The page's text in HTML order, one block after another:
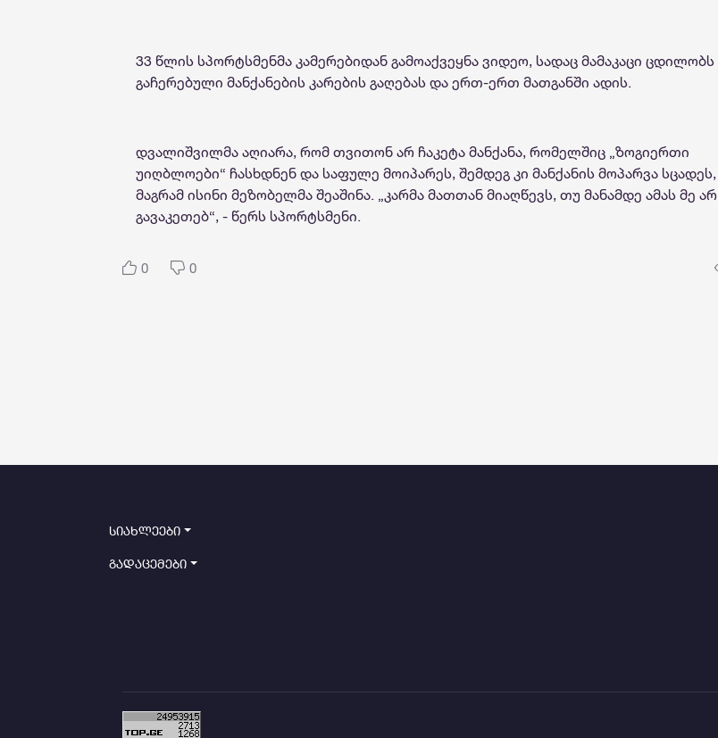
33 წლის სპორტსმენმა კამერებიდან გამოაქვეყნა ვიდეო, სადაც მამაკაცი ცდილობს
გაჩერებული მანქანების კარების გაღებას და ერთ-ერთ მათგანში ადის.
დვალიშვილმა აღიარა, რომ თვითონ არ ჩაკეტა მანქანა, რომელშიც „ზოგიერთი
უიღბლოები“ ჩასხდნენ და საფულე მოიპარეს, შემდეგ კი მანქანის მოპარვა სცადეს,
მაგრამ ისინი მეზობელმა შეაშინა. „კარმა მათთან მიაღწევს, თუ მანამდე ამას მე არ
გავაკეთებ“, - წერს სპორტსმენი.
0 0
სიახლეები
გადაცემები